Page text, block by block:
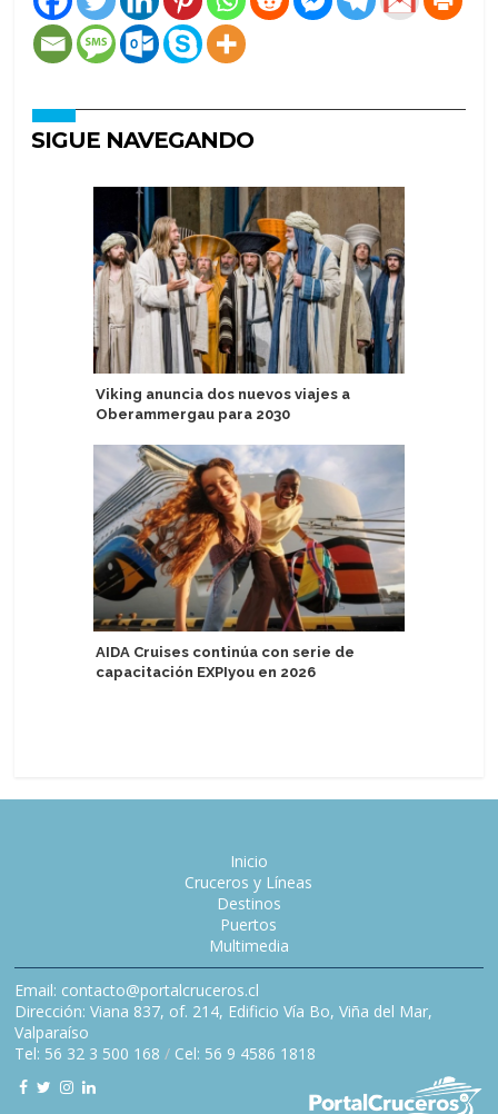
SIGUE NAVEGANDO
Viking anuncia dos nuevos viajes a
Oberammergau para 2030
AIDA Cruises continúa con serie de
capacitación EXPIyou en 2026
Inicio
Cruceros y Líneas
Destinos
Puertos
Multimedia
Email: contacto@portalcruceros.cl
Dirección: Viana 837, of. 214, Edificio Vía Bo, Viña del Mar,
Valparaíso
Tel: 56 32 3 500 168 / Cel: 56 9 4586 1818